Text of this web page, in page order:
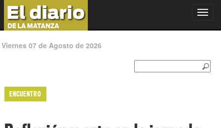
Viernes 07 de Agosto de 2026
ENCUENTRO